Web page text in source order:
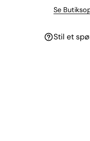
Se
Stil et